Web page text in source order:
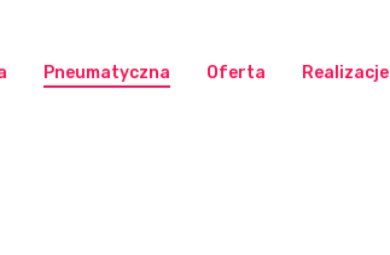
Pneumatyczna Oferta Realizacje